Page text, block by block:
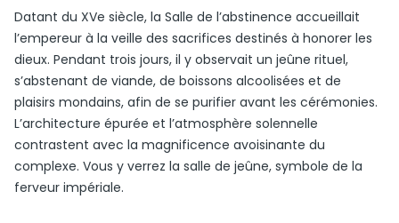
Datant du XVe siècle, la Salle de l’abstinence accueillait
l’empereur à la veille des sacrifices destinés à honorer les
dieux. Pendant trois jours, il y observait un jeûne rituel,
s’abstenant de viande, de boissons alcoolisées et de
plaisirs mondains, afin de se purifier avant les cérémonies.
L’architecture épurée et l’atmosphère solennelle
contrastent avec la magnificence avoisinante du
complexe. Vous y verrez la salle de jeûne, symbole de la
ferveur impériale.